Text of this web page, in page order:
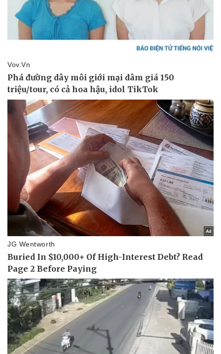
Thể thao
Bóng đá
Lịch thi đấu bóng đá
Thế giới thể thao
eSports
Hậu trường
Ô tô - Xe máy
Tư vấn